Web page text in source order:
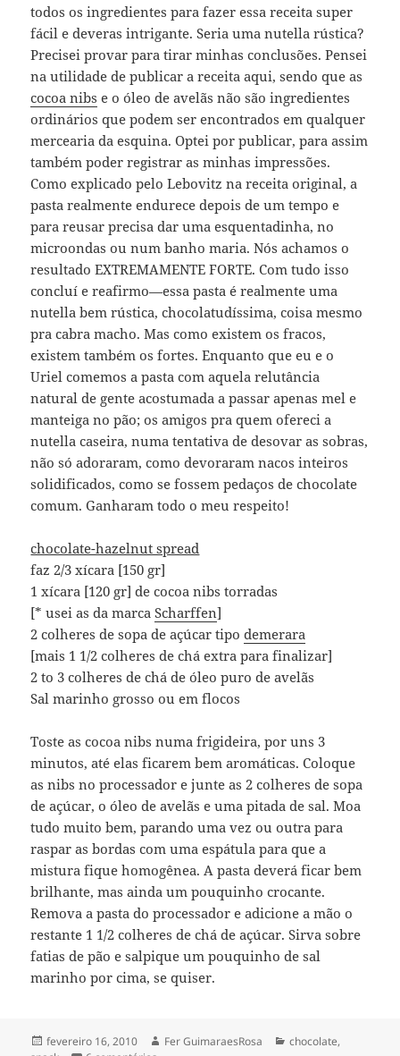
todos os ingredientes para fazer essa receita super
fácil e deveras intrigante. Seria uma nutella rústica?
Precisei provar para tirar minhas conclusões. Pensei
na utilidade de publicar a receita aqui, sendo que as
cocoa nibs e o óleo de avelãs não são ingredientes
ordinários que podem ser encontrados em qualquer
mercearia da esquina. Optei por publicar, para assim
também poder registrar as minhas impressões.
Como explicado pelo Lebovitz na receita original, a
pasta realmente endurece depois de um tempo e
para reusar precisa dar uma esquentadinha, no
microondas ou num banho maria. Nós achamos o
resultado EXTREMAMENTE FORTE. Com tudo isso
concluí e reafirmo—essa pasta é realmente uma
nutella bem rústica, chocolatudíssima, coisa mesmo
pra cabra macho. Mas como existem os fracos,
existem também os fortes. Enquanto que eu e o
Uriel comemos a pasta com aquela relutância
natural de gente acostumada a passar apenas mel e
manteiga no pão; os amigos pra quem ofereci a
nutella caseira, numa tentativa de desovar as sobras,
não só adoraram, como devoraram nacos inteiros
solidificados, como se fossem pedaços de chocolate
comum. Ganharam todo o meu respeito!
chocolate-hazelnut spread
faz 2/3 xícara [150 gr]
1 xícara [120 gr] de cocoa nibs torradas
[* usei as da marcaScharffen]
2 colheres de sopa de açúcar tipodemerara
[mais 1 1/2 colheres de chá extra para finalizar]
2 to 3 colheres de chá de óleo puro de avelãs
Sal marinho grosso ou em flocos
Toste as cocoa nibs numa frigideira, por uns 3
minutos, até elas ficarem bem aromáticas. Coloque
as nibs no processador e junte as 2 colheres de sopa
de açúcar, o óleo de avelãs e uma pitada de sal. Moa
tudo muito bem, parando uma vez ou outra para
raspar as bordas com uma espátula para que a
mistura fique homogênea. A pasta deverá ficar bem
brilhante, mas ainda um pouquinho crocante.
Remova a pasta do processador e adicione a mão o
restante 1 1/2 colheres de chá de açúcar. Sirva sobre
fatias de pão e salpique um pouquinho de sal
marinho por cima, se quiser.
Publicado
fevereiro 16, 2010 Autor
Fer GuimaraesRosa Categorias
chocolate,